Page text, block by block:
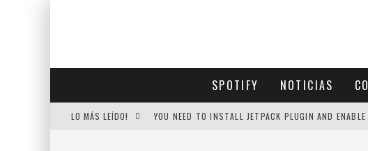
SPOTIFY NOTICIAS
LO MÁS LEÍDO! YOU NEED TO INSTALL JETPACK PLUGIN AND